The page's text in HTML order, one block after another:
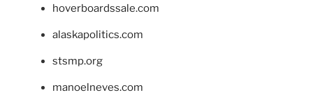
hoverboardssale.com
alaskapolitics.com
stsmp.org
manoelneves.com